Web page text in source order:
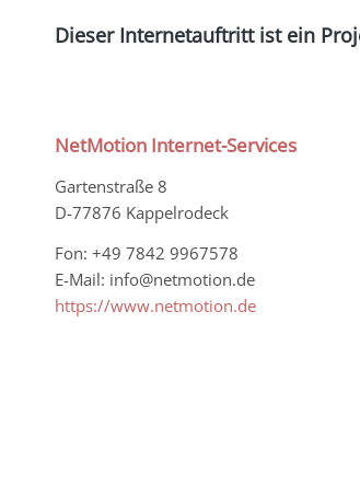
Dieser Internetauftritt ist ein
NetMotion Internet-Services
Gartenstraße 8
D-77876 Kappelrodeck
Fon: +49 7842 9967578
E-Mail: info@netmotion.de
https://www.netmotion.de